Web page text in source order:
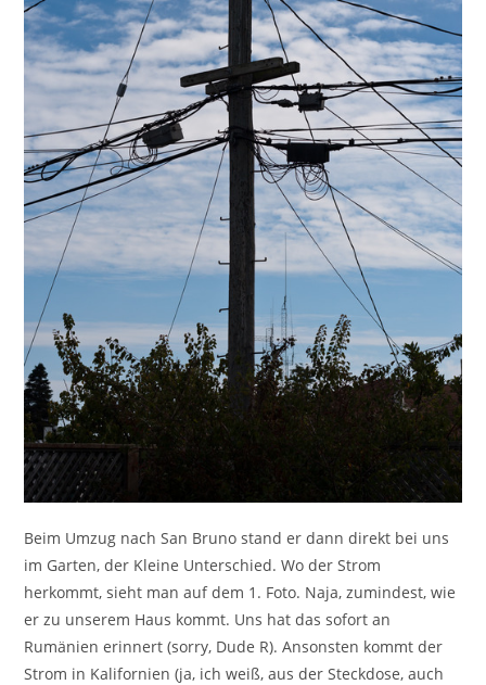
Beim Umzug nach San Bruno stand er dann direkt bei uns
im Garten, der Kleine Unterschied. Wo der Strom
herkommt, sieht man auf dem 1. Foto. Naja, zumindest, wie
er zu unserem Haus kommt. Uns hat das sofort an
Rumänien erinnert (sorry, Dude R). Ansonsten kommt der
Strom in Kalifornien (ja, ich weiß, aus der Steckdose, auch